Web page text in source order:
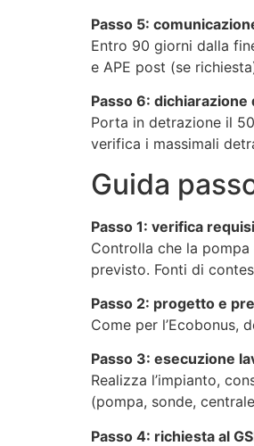
Passo 5:
Entro 90 giorni dalla
e APE post (se
Passo 6: dichiarazione
Porta in detrazione il
verifica i massimali
Guida
Passo 1: verifica
Controlla che la
previsto. Fonti di
Passo 2: progetto e
Come per
Passo 3: esecuzione
Realizza l’impianto,
(pompa, sonde,
Passo 4: richiesta al